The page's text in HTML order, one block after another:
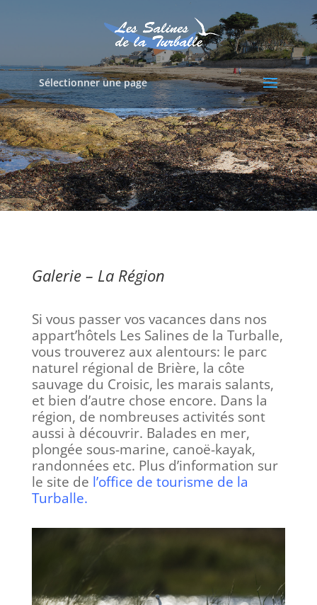
Sélectionner une page
Galerie – La Région
Si vous passer vos vacances dans nos
appart’hôtels Les Salines de la Turballe,
vous trouverez aux alentours: le parc
naturel régional de Brière, la côte
sauvage du Croisic, les marais salants,
et bien d’autre chose encore. Dans la
région, de nombreuses activités sont
aussi à découvrir. Balades en mer,
plongée sous-marine, canoë-kayak,
randonnées etc. Plus d’information sur
le site de l’office de tourisme de la
Turballe.